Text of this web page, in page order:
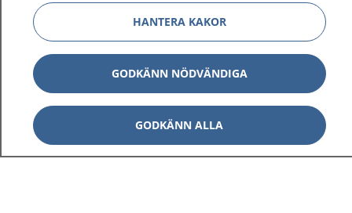
HANTERA KAKOR
GODKÄNN NÖDVÄNDIGA
GODKÄNN ALLA